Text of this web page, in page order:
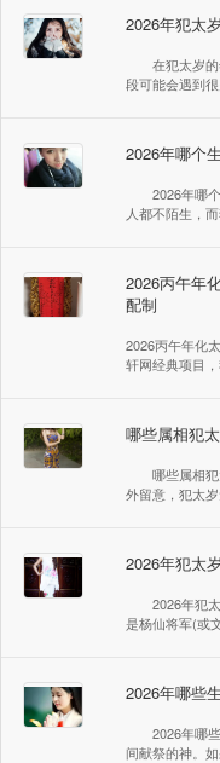
2026年犯太
在犯太岁的
段可能会遇到
2026年哪个
2026年哪
人都不陌生，
2026丙午年
配制
2026丙午年化
轩网经典项目
哪些属相犯
哪些属相犯
外留意，犯太
2026年犯太
2026年犯太
是杨仙将军(或
2026年哪些
2026年哪
间献祭的神。